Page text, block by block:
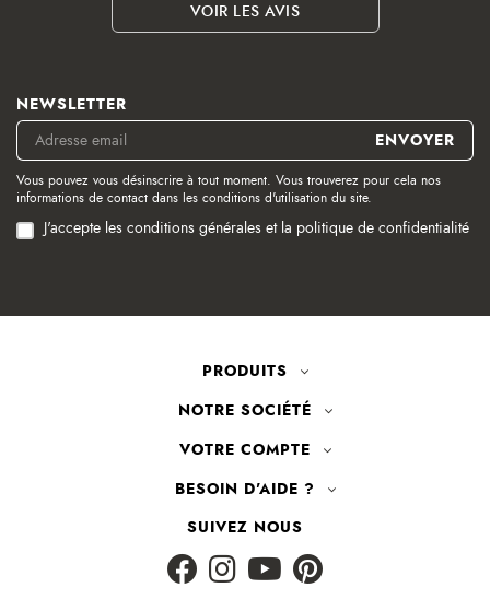
VOIR LES AVIS
NEWSLETTER
Vous pouvez vous désinscrire à tout moment. Vous trouverez pour cela nos
informations de contact dans les conditions d'utilisation du site.
J'accepte les conditions générales et la politique de confidentialité
PRODUITS
NOTRE SOCIÉTÉ
VOTRE COMPTE
BESOIN D'AIDE ?
SUIVEZ NOUS